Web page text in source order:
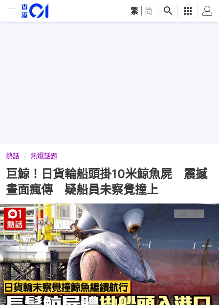
繁 简
熱話 熱爆話題
巨鯨！日貨輪船頭掛10米鯨魚屍 震撼
畫面瘋傳 疑船員未察覺撞上